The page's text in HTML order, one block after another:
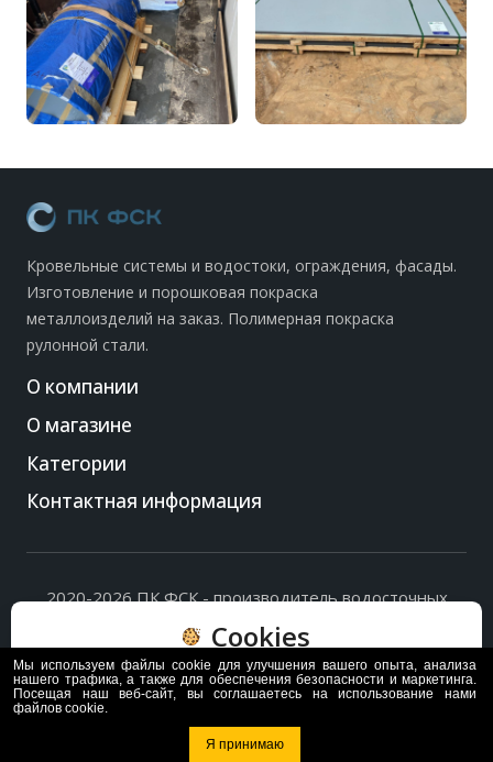
Кровельные системы и водостоки, ограждения, фасады.
Изготовление и порошковая покраска
металлоизделий на заказ. Полимерная покраска
рулонной стали.
О компании
О магазине
Категории
Контактная информация
2020-2026 ПК ФСК - производитель водосточных
Политика обработки персональных данных
на их обработку.
Cookies
Пользуясь сайтом, вы соглашаетесь с политикой
обработки и хранения данных Cookie
Согласен
Мы используем файлы cookie для улучшения вашего опыта, анализа
нашего трафика, а также для обеспечения безопасности и маркетинга.
Посещая наш веб-сайт, вы соглашаетесь на использование нами
файлов cookie.
Я принимаю